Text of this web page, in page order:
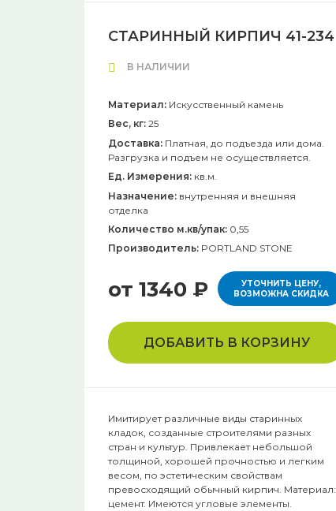
СТАРИННЫЙ КИРПИЧ 41-234
В НАЛИЧИИ
Материал: Искусственный камень
Вес, кг: 25
Доставка: Платная, до подъезда или дома.
Разгрузка и подъем не осуществляется.
Ед. Измерения: кв.м.
Назначение: внутренняя и внешняя
отделка
Количество м.кв/упак: 0,55
Производитель: PORTLAND STONE
от 1340 ₽
УТОЧНИТЬ ЦЕНУ,
ВОЗМОЖНА СКИДКА
ДОБАВИТЬ В КОРЗИНУ
Имитирует различные виды старинных
кладок, созданные строителями разных
стран и культур. Привлекает небольшой
толщиной, хорошей прочностью и легким
весом, по эстетическим свойствам
превосходящий обычный кирпич. Материал:
цемент. Имеются угловые элементы.